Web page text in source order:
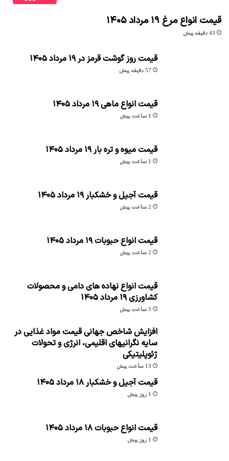
قیمت انواع مرغ ۱۹ مرداد ۱۴۰۵
43 دقیقه پیش
قیمت روز گوشت قرمز در ۱۹ مرداد ۱۴۰۵
57 دقیقه پیش
قیمت انواع ماهی ۱۹ مرداد ۱۴۰۵
1 ساعت پیش
قیمت میوه و تره بار ۱۹ مرداد ۱۴۰۵
1 ساعت پیش
قیمت آجیل و خشکبار ۱۹ مرداد ۱۴۰۵
2 ساعت پیش
قیمت انواع حبوبات ۱۹ مرداد ۱۴۰۵
2 ساعت پیش
قیمت انواع نهاده های دامی و محصولات
کشاورزی ۱۹ مرداد ۱۴۰۵
3 ساعت پیش
افزایش شاخص جهانی قیمت مواد غذایی در
سایه نگرانیهای اقلیمی، انرژی و تحولات
ژئوپلیتیکی
13 ساعت پیش
قیمت آجیل و خشکبار ۱۸ مرداد ۱۴۰۵
1 روز پیش
قیمت انواع حبوبات ۱۸ مرداد ۱۴۰۵
1 روز پیش